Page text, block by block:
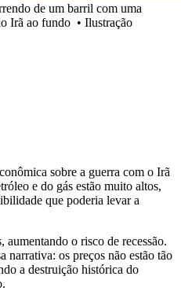
de um barril com uma
Irã ao fundo • Ilustração
sobre a guerra com o Irã
e do gás estão muito altos,
que poderia levar a
aumentando o risco de recessão.
narrativa: os preços não estão tão
a destruição histórica do